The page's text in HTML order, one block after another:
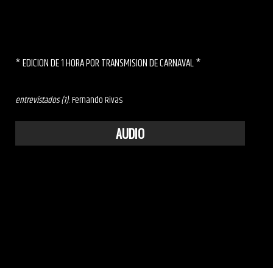
* EDICION DE 1 HORA POR TRANSMISION DE CARNAVAL *
entrevistados (1): Fernando Rivas
AUDIO